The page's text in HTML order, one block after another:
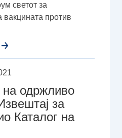
светот за
против
на одржливо
за
Каталог на